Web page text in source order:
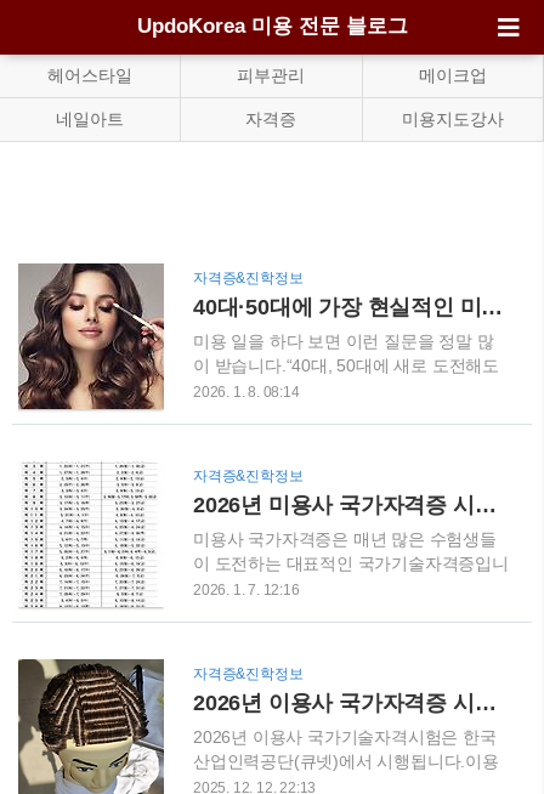
UpdoKorea 미용 전문 블로그
헤어스타일 피부관리 메이크업
네일아트 자격증 미용지도강사
자격증&진학정보
40대·50대에 가장 현실적인 미용 자격증은 무엇일까?
미용 일을 하다 보면 이런 질문을 정말 많
이 받습니다.“40대, 50대에 새로 도전해도
괜찮을까요?”저는 미용사 헤어·피부·네일·
자격증이 무엇인지 솔직하게 이야기해보려
고 합니다. 나이가 아니라 ‘목적’이 먼저입
니다미용 자격증을 준비할 때 가장 많이 하
는 착각이 있습니다.“이게 인기 있으니까”,
“요즘 많이 한다니까”라는 이유로 선택하는
택은 훨씬 쉬워집니다. 헤어 미용사 자격
증, 여전히 가장 강력한 기본현실적으로 말
씀드리면,헤어 자격증은 아직도 미용 자격
증의 중..
2026. 1. 8. 08:14
자격증&진학정보
2026년 미용사 국가자격증 시험 일정 총정리｜필기·실기 한눈에 보기
미용사 국가자격증은 매년 많은 수험생들
이 도전하는 대표적인 국가기술자격증입니
다.특히 2026년 시험을 준비하고 있다면,
드리겠습니다.미용사(일반), 미용사(피부),
미용사(네일), 미용사(메이크업) 일정을 지
금부터 알아보겠습니다. 2026년 미용사 국
가자격증 시험 개요미용사 국가자격증은
한국산업인력공단에서 시행하며,필기시험
2026. 1. 7. 12:16
자격증&진학정보
2026년 이용사 국가자격증 시험 일정 총정리
2026년 이용사 국가기술자격시험은 한국
산업인력공단(큐넷)에서 시행됩니다.이용
사 국가자격증은 보건복지부 관련 종목으
2025. 12. 12. 22:13